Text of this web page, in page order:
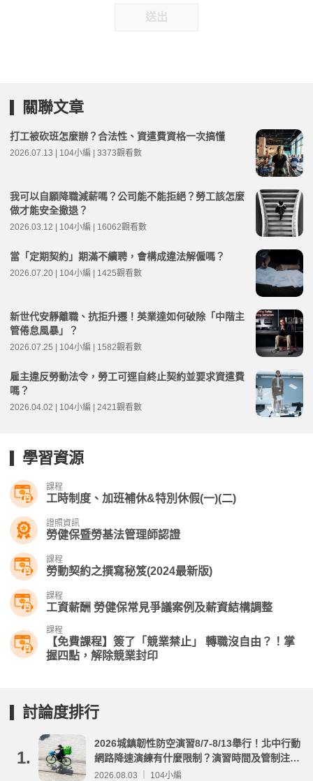
送出
關聯文章
打工被砍班怎麼辦？合法性、資遣費資格一次搞懂
2026.07.13 | 104小編 | 3373觀看數
我可以自願降職減薪嗎？公司能不能拒絕？勞工該怎麼
做才能安全撤退？
2026.03.12 | 104小編 | 16062觀看數
當「定期契約」期滿不續聘，會構成違法解僱嗎？
2026.07.20 | 104小編 | 1425觀看數
新世代安靜離職、抗拒升遷！英業達如何破除「中階主
管倦怠風暴」？
2026.07.25 | 104小編 | 1582觀看數
雇主違反勞動法令，勞工可逕自終止契約並要求資遣費
嗎？
2026.04.02 | 104小編 | 2421觀看數
學習資源
課程
工時制度、加班補休&特別休假(一)(二)
證照資訊
勞健保暨勞基法管理師認證
課程
勞動契約之撰寫秘笈(2024最新版)
課程
工資薪酬 勞健保常見爭議案例及薪資結構調整
課程
【免費課程】簽了「競業禁止」 轉職沒自由？！掌
握四點，解除競業封印
討論度排行
1.
2026城鎮韌性防空演習8/7-8/13舉行！北中行動
網路降速演練有什麼限制？演習時間及管制注意
事項整理
2026.08.03 ｜ 104小編